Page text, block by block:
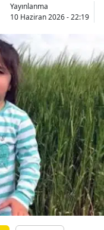
Yayınlanma
10 Haziran 2026 - 22:19